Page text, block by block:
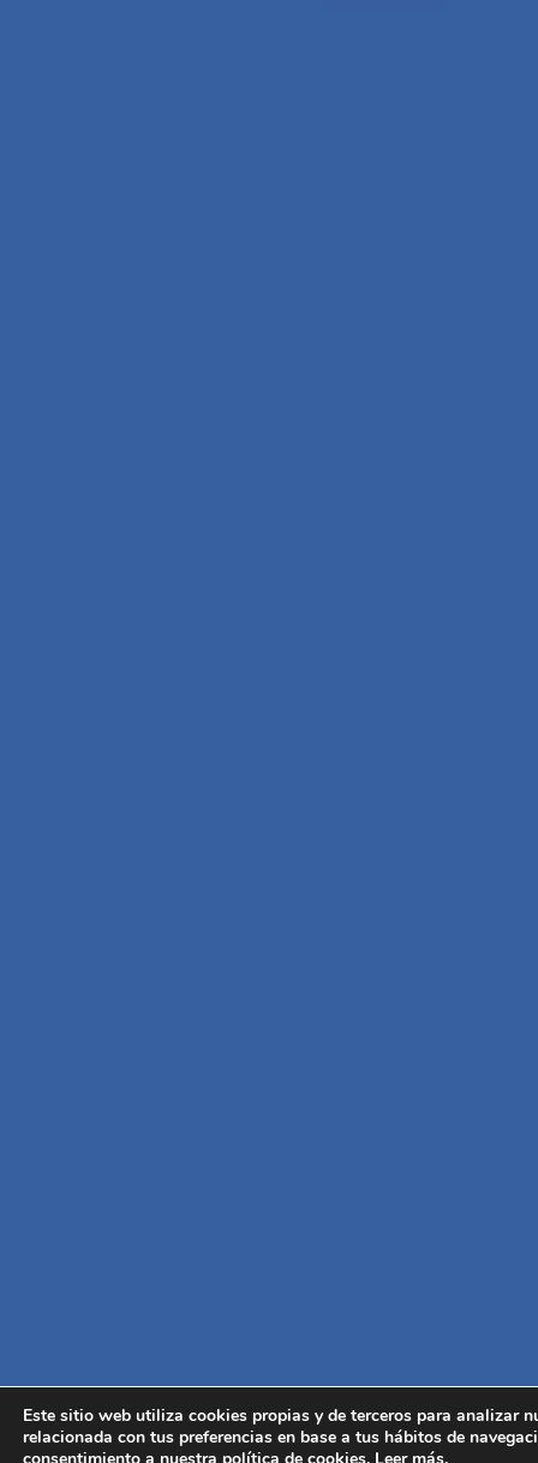
Este sitio web utiliza cookies propias y de terceros para analizar
relacionada con tus preferencias en base a tus hábitos de